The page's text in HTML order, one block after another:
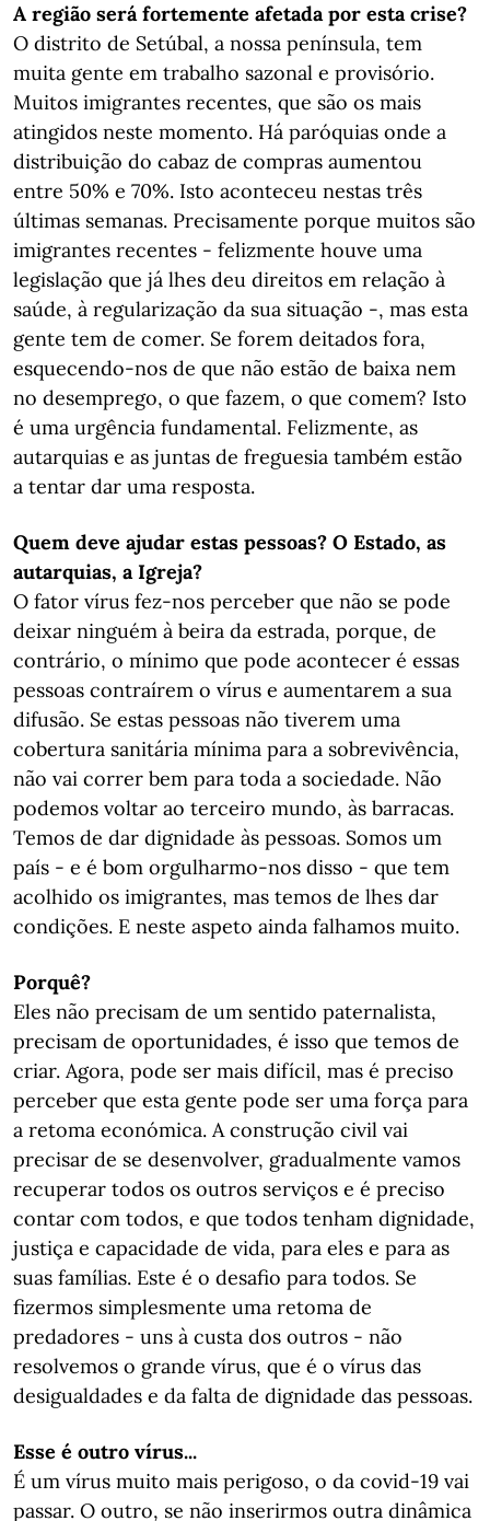
A região será fortemente afetada por esta crise?
O distrito de Setúbal, a nossa península, tem
muita gente em trabalho sazonal e provisório.
Muitos imigrantes recentes, que são os mais
atingidos neste momento. Há paróquias onde a
distribuição do cabaz de compras aumentou
entre 50% e 70%. Isto aconteceu nestas três
últimas semanas. Precisamente porque muitos são
imigrantes recentes - felizmente houve uma
legislação que já lhes deu direitos em relação à
saúde, à regularização da sua situação -, mas esta
gente tem de comer. Se forem deitados fora,
esquecendo-nos de que não estão de baixa nem
no desemprego, o que fazem, o que comem? Isto
é uma urgência fundamental. Felizmente, as
autarquias e as juntas de freguesia também estão
a tentar dar uma resposta.
Quem deve ajudar estas pessoas? O Estado, as
autarquias, a Igreja?
O fator vírus fez-nos perceber que não se pode
deixar ninguém à beira da estrada, porque, de
contrário, o mínimo que pode acontecer é essas
pessoas contraírem o vírus e aumentarem a sua
difusão. Se estas pessoas não tiverem uma
cobertura sanitária mínima para a sobrevivência,
não vai correr bem para toda a sociedade. Não
podemos voltar ao terceiro mundo, às barracas.
Temos de dar dignidade às pessoas. Somos um
país - e é bom orgulharmo-nos disso - que tem
acolhido os imigrantes, mas temos de lhes dar
condições. E neste aspeto ainda falhamos muito.
Porquê?
Eles não precisam de um sentido paternalista,
precisam de oportunidades, é isso que temos de
criar. Agora, pode ser mais difícil, mas é preciso
perceber que esta gente pode ser uma força para
a retoma económica. A construção civil vai
precisar de se desenvolver, gradualmente vamos
recuperar todos os outros serviços e é preciso
contar com todos, e que todos tenham dignidade,
justiça e capacidade de vida, para eles e para as
suas famílias. Este é o desafio para todos. Se
fizermos simplesmente uma retoma de
predadores - uns à custa dos outros - não
resolvemos o grande vírus, que é o vírus das
desigualdades e da falta de dignidade das pessoas.
Esse é outro vírus...
É um vírus muito mais perigoso, o da covid-19 vai
passar. O outro, se não inserirmos outra dinâmica